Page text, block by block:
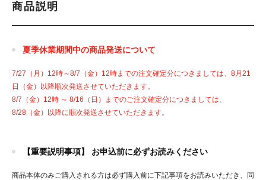
商品説明
夏季休業期間中の商品発送について
7/27（月）12時～8/7（金）12時までの注文確定分につきましては、8月21
日（金）以降順次発送させていただきます。
8/7（金）12時 ～ 8/16（日）までのご注文確定分につきましては、
8/28（金）以降に順次発送させていただきます。
【重要説明事項】 お申込前に必ずお読みください
商品本体のみご購入される方は必ず購入前に下記事項をお読みいただき、同